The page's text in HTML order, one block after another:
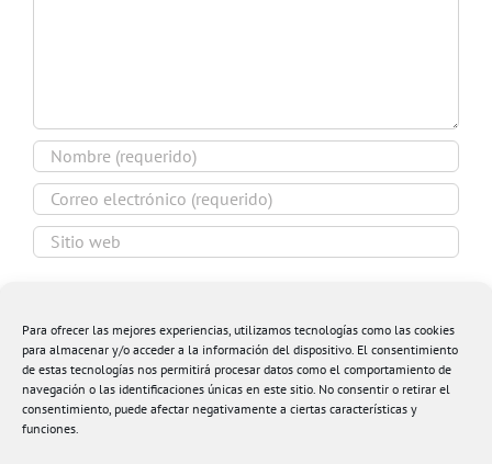
Para ofrecer las mejores experiencias, utilizamos tecnologías como las cookies
para almacenar y/o acceder a la información del dispositivo. El consentimiento
de estas tecnologías nos permitirá procesar datos como el comportamiento de
navegación o las identificaciones únicas en este sitio. No consentir o retirar el
consentimiento, puede afectar negativamente a ciertas características y
funciones.
navegador para la próxima vez que comente.